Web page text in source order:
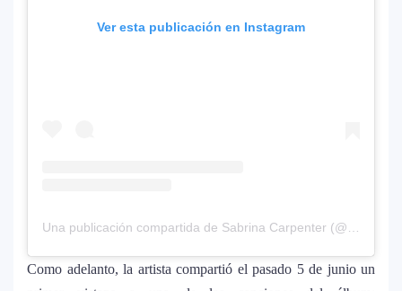
12 Farándula ::. Isadora, hija de Chayanne,
Grammy 2025
Ver esta publicación en Instagram
Como adelanto, la artista compartió el pasado 5 de junio un